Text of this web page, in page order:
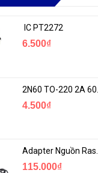
IC PT2272
6.500₫
4.500₫
Adapter Nguồn
115.000₫